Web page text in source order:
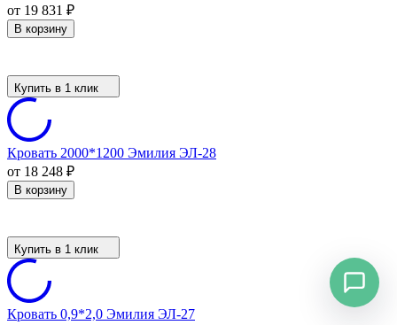
от 19 831 ₽
В корзину
Купить в 1 клик
Кровать 2000*1200 Эмилия ЭЛ-28
от 18 248 ₽
В корзину
Купить в 1 клик
Кровать 0,9*2,0 Эмилия ЭЛ-27